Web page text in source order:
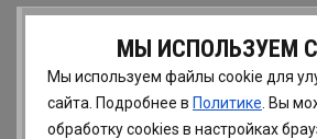
МЫ ИСПОЛЬЗУЕМ
Мы используем файлы cookie для
сайта. Подробнее в Политике . Вы
обработку сookies в настройках
Понравилась статья?
Назад в раздел